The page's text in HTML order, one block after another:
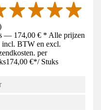
— 174,00 € * Alle prijzen
incl. BTW en excl.
per
174,00 €*/ Stuks